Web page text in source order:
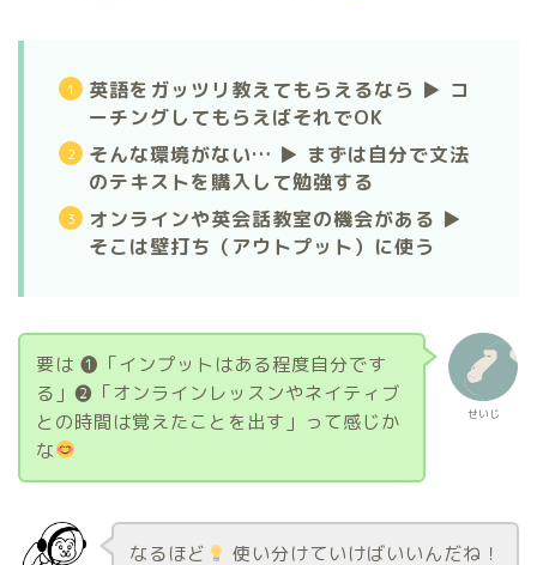
英語をガッツリ教えてもらえるなら ▶︎ コ
ーチングしてもらえばそれでOK
そんな環境がない… ▶︎ まずは自分で文法
のテキストを購入して勉強する
オンラインや英会話教室の機会がある ▶︎
そこは壁打ち（アウトプット）に使う
せいじ
要は ❶「インプットはある程度自分です
る」❷「オンラインレッスンやネイティブ
との時間は覚えたことを出す」って感じか
な
なるほど 使い分けていけばいいんだね！